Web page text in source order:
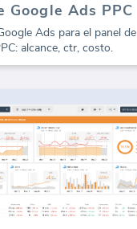
Google Ads PPC
Ads para el panel de
alcance, ctr, costo.